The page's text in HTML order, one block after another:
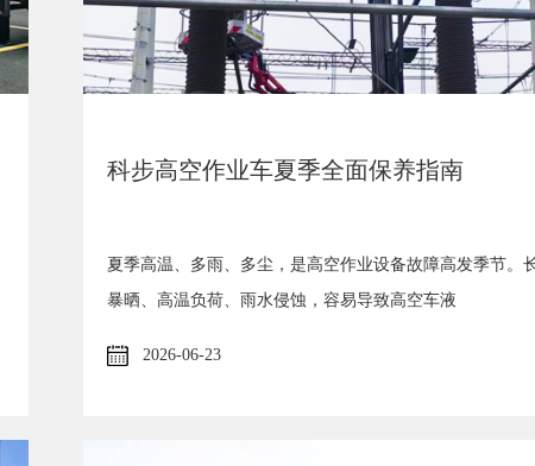
科步高空作业车夏季全面保养指南
夏季高温、多雨、多尘，是高空作业设备故障高发季节。
暴晒、高温负荷、雨水侵蚀，容易导致高空车液
2026-06-23